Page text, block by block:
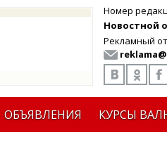
Номер
Новостной
Рекламный
ОБЪЯВЛЕНИЯ КУРСЫ